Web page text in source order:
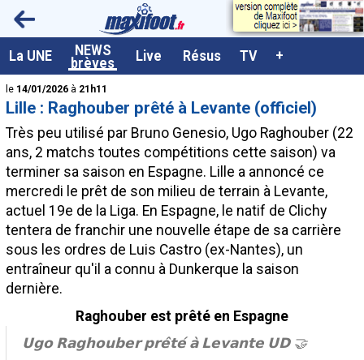
La UNE NEWS
brèves Live Résus TV +
<
le 14/01/2026 à 21h11
Lille : Raghouber prêté à Levante (officiel)
Très peu utilisé par Bruno Genesio, Ugo Raghouber (22
ans, 2 matchs toutes compétitions cette saison) va
terminer sa saison en Espagne. Lille a annoncé ce
mercredi le prêt de son milieu de terrain à Levante,
actuel 19e de la Liga. En Espagne, le natif de Clichy
tentera de franchir une nouvelle étape de sa carrière
sous les ordres de Luis Castro (ex-Nantes), un
entraîneur qu'il a connu à Dunkerque la saison
dernière.
Raghouber est prêté en Espagne
𝗨𝗴𝗼 𝗥𝗮𝗴𝗵𝗼𝘂𝗯𝗲𝗿 𝗽𝗿𝗲̂𝘁𝗲́ 𝗮̀ 𝗟𝗲𝘃𝗮𝗻𝘁𝗲 𝗨𝗗 🤝
A la UNE
Dernières brèves
Live / Matchs en direct
Résultats et Classements
Class. buteurs européens
Programme TV foot
Vidéos
Sondages
Tableau transferts L1
Taille de la police
Paramètrages / Options